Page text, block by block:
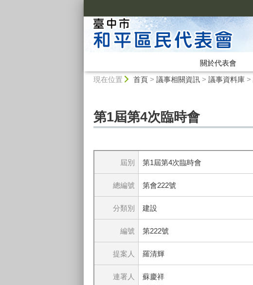
關於代表會
現在位置 首頁> 議事相關資訊> 議事資料庫>
第1屆第4次臨時會
屆別 第1屆第4次臨時會
總編號 第會222號
分類別 建設
編號 第222號
提案人 羅清輝
連署人
蘇慶祥